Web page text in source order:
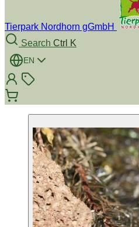
Tierpark Nordhorn gGmbH
Search Ctrl K
EN